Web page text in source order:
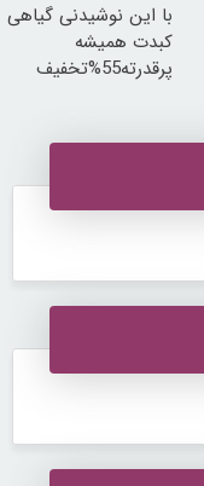
با این نوشیدنی گیاهی
کبدت همیشه
پرقدرته55%تخفیف